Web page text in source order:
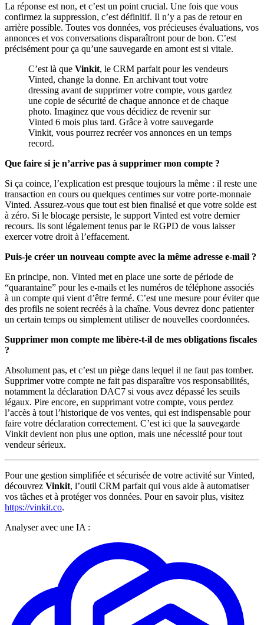
La réponse est non, et c’est un point crucial. Une fois que vous
confirmez la suppression, c’est définitif. Il n’y a pas de retour en
arrière possible. Toutes vos données, vos précieuses évaluations, vos
annonces et vos conversations disparaîtront pour de bon. C’est
précisément pour ça qu’une sauvegarde en amont est si vitale.
C’est là que Vinkit, le CRM parfait pour les vendeurs
Vinted, change la donne. En archivant tout votre
dressing avant de supprimer votre compte, vous gardez
une copie de sécurité de chaque annonce et de chaque
photo. Imaginez que vous décidiez de revenir sur
Vinted 6 mois plus tard. Grâce à votre sauvegarde
Vinkit, vous pourrez recréer vos annonces en un temps
record.
Que faire si je n’arrive pas à supprimer mon compte ?
Si ça coince, l’explication est presque toujours la même : il reste une
transaction en cours ou quelques centimes sur votre porte-monnaie
Vinted. Assurez-vous que tout est bien finalisé et que votre solde est
à zéro. Si le blocage persiste, le support Vinted est votre dernier
recours. Ils sont légalement tenus par le RGPD de vous laisser
exercer votre droit à l’effacement.
Puis-je créer un nouveau compte avec la même adresse e-mail ?
En principe, non. Vinted met en place une sorte de période de
“quarantaine” pour les e-mails et les numéros de téléphone associés
à un compte qui vient d’être fermé. C’est une mesure pour éviter que
des profils ne soient recréés à la chaîne. Vous devrez donc patienter
un certain temps ou simplement utiliser de nouvelles coordonnées.
Supprimer mon compte me libère-t-il de mes obligations fiscales
?
Absolument pas, et c’est un piège dans lequel il ne faut pas tomber.
Supprimer votre compte ne fait pas disparaître vos responsabilités,
notamment la déclaration DAC7 si vous avez dépassé les seuils
légaux. Pire encore, en supprimant votre compte, vous perdez
l’accès à tout l’historique de vos ventes, qui est indispensable pour
faire votre déclaration correctement. C’est ici que la sauvegarde
Vinkit devient non plus une option, mais une nécessité pour tout
vendeur sérieux.
Pour une gestion simplifiée et sécurisée de votre activité sur Vinted,
découvrez Vinkit, l’outil CRM parfait qui vous aide à automatiser
vos tâches et à protéger vos données. Pour en savoir plus, visitez
https://vinkit.co.
Analyser avec une IA :